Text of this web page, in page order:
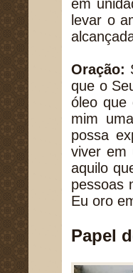
em
levar o
Oração:
que o
óleo que
mim
possa
viver em
aquilo
pessoas
Eu oro
Papel